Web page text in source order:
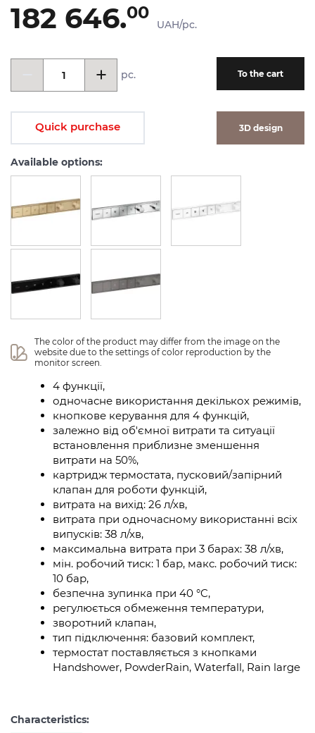
182 646.00
UAH/pc.
pc. To the cart
Quick purchase 3D design
Available options:
The color of the product may differ from the image on the
website due to the settings of color reproduction by the
monitor screen.
4 функції,
одночасне використання декількох режимів,
кнопкове керування для 4 функцій,
залежно від об'ємної витрати та ситуації
встановлення приблизне зменшення
витрати на 50%,
картридж термостата, пусковий/запірний
клапан для роботи функцій,
витрата на вихід: 26 л/хв,
витрата при одночасному використанні всіх
випусків: 38 л/хв,
максимальна витрата при 3 барах: 38 л/хв,
мін. робочий тиск: 1 бар, макс. робочий тиск:
10 бар,
безпечна зупинка при 40 °C,
регулюється обмеження температури,
зворотний клапан,
тип підключення: базовий комплект,
термостат поставляється з кнопками
Handshower, PowderRain, Waterfall, Rain large
Characteristics: